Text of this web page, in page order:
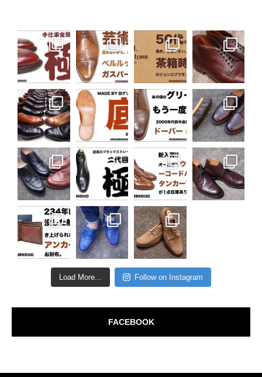
Load More... Follow on Instagram
FACEBOOK